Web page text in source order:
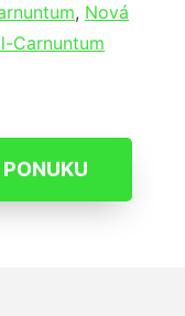
, Nová
Carnuntum